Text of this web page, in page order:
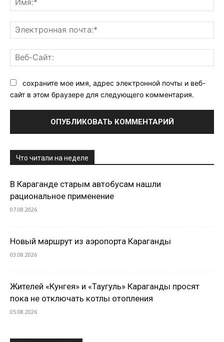
сохраните мое имя, адрес электронной почты и веб-
сайт в этом браузере для следующего комментария.
Что читали на неделе
В Караганде старым автобусам нашли
рациональное применение
07.08.2026
Новый маршрут из аэропорта Караганды
03.08.2026
Жителей «Кунгея» и «Таугуль» Караганды просят
пока не отключать котлы отопления
05.08.2026